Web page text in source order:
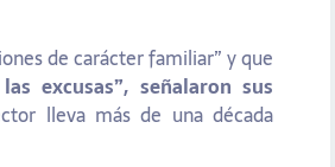
de carácter familiar” y que
excusas”, señalaron sus
lleva más de una década